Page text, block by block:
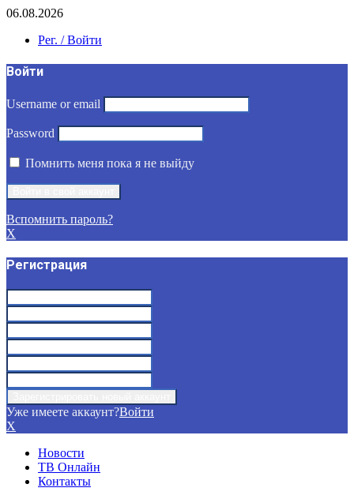
06.08.2026
Рег. / Войти
Войти
Username or email
Password
Помнить меня пока я не выйду
Вспомнить пароль?
X
Регистрация
Уже имеете аккаунт?Войти
X
Новости
ТВ Онлайн
Контакты